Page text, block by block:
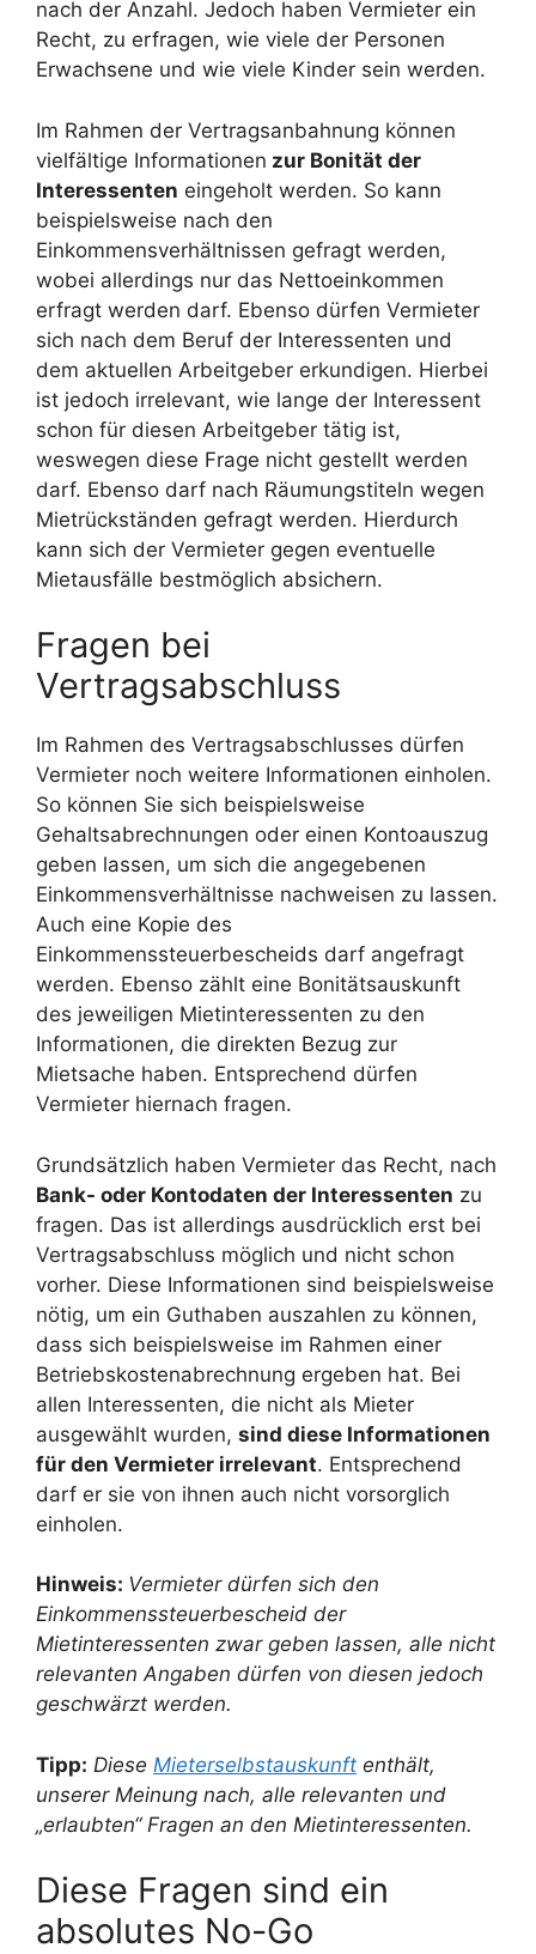
nach der Anzahl. Jedoch haben Vermieter ein
Recht, zu erfragen, wie viele der Personen
Erwachsene und wie viele Kinder sein werden.
Im Rahmen der Vertragsanbahnung können
vielfältige Informationen zur Bonität der
Interessenten eingeholt werden. So kann
beispielsweise nach den
Einkommensverhältnissen gefragt werden,
wobei allerdings nur das Nettoeinkommen
erfragt werden darf. Ebenso dürfen Vermieter
sich nach dem Beruf der Interessenten und
dem aktuellen Arbeitgeber erkundigen. Hierbei
ist jedoch irrelevant, wie lange der Interessent
schon für diesen Arbeitgeber tätig ist,
weswegen diese Frage nicht gestellt werden
darf. Ebenso darf nach Räumungstiteln wegen
Mietrückständen gefragt werden. Hierdurch
kann sich der Vermieter gegen eventuelle
Mietausfälle bestmöglich absichern.
Fragen bei
Vertragsabschluss
Im Rahmen des Vertragsabschlusses dürfen
Vermieter noch weitere Informationen einholen.
So können Sie sich beispielsweise
Gehaltsabrechnungen oder einen Kontoauszug
geben lassen, um sich die angegebenen
Einkommensverhältnisse nachweisen zu lassen.
Auch eine Kopie des
Einkommenssteuerbescheids darf angefragt
werden. Ebenso zählt eine Bonitätsauskunft
des jeweiligen Mietinteressenten zu den
Informationen, die direkten Bezug zur
Mietsache haben. Entsprechend dürfen
Vermieter hiernach fragen.
Grundsätzlich haben Vermieter das Recht, nach
Bank- oder Kontodaten der Interessenten zu
fragen. Das ist allerdings ausdrücklich erst bei
Vertragsabschluss möglich und nicht schon
vorher. Diese Informationen sind beispielsweise
nötig, um ein Guthaben auszahlen zu können,
dass sich beispielsweise im Rahmen einer
Betriebskostenabrechnung ergeben hat. Bei
allen Interessenten, die nicht als Mieter
ausgewählt wurden, sind diese Informationen
für den Vermieter irrelevant. Entsprechend
darf er sie von ihnen auch nicht vorsorglich
einholen.
Hinweis: Vermieter dürfen sich den
Einkommenssteuerbescheid der
Mietinteressenten zwar geben lassen, alle nicht
relevanten Angaben dürfen von diesen jedoch
geschwärzt werden.
Tipp: Diese Mieterselbstauskunft enthält,
unserer Meinung nach, alle relevanten und
„erlaubten“ Fragen an den Mietinteressenten.
Diese Fragen sind ein
absolutes No-Go